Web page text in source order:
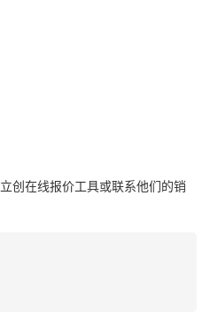
创在线报价工具或联系他们的销